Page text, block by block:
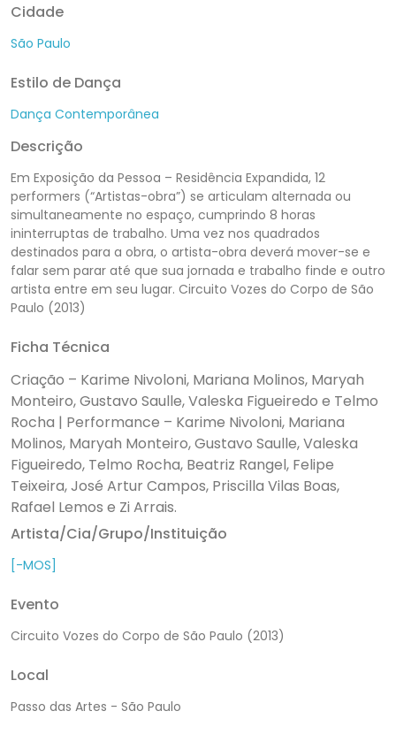
Cidade
São Paulo
Estilo de Dança
Dança Contemporânea
Descrição
Em Exposição da Pessoa – Residência Expandida, 12
performers (“Artistas-obra”) se articulam alternada ou
simultaneamente no espaço, cumprindo 8 horas
ininterruptas de trabalho. Uma vez nos quadrados
destinados para a obra, o artista-obra deverá mover-se e
falar sem parar até que sua jornada e trabalho finde e outro
artista entre em seu lugar. Circuito Vozes do Corpo de São
Paulo (2013)
Ficha Técnica
Criação – Karime Nivoloni, Mariana Molinos, Maryah
Monteiro, Gustavo Saulle, Valeska Figueiredo e Telmo
Rocha | Performance – Karime Nivoloni, Mariana
Molinos, Maryah Monteiro, Gustavo Saulle, Valeska
Figueiredo, Telmo Rocha, Beatriz Rangel, Felipe
Teixeira, José Artur Campos, Priscilla Vilas Boas,
Rafael Lemos e Zi Arrais.
Artista/Cia/Grupo/Instituição
[-MOS]
Evento
Circuito Vozes do Corpo de São Paulo (2013)
Local
Passo das Artes - São Paulo